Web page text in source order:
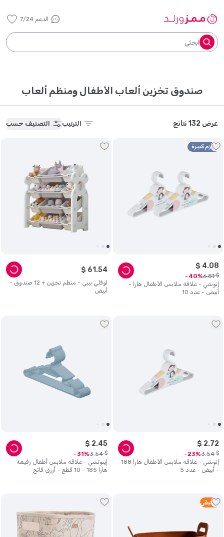
الدعم 7/24
ابحثي
صندوق تخزين ألعاب الأطفال ومنظم ألعاب
عرض 132 نتائج الترتيب التصنيف حسب
حزم كبيرة
إنوشي - علاقة ملابس الأطفال هارا -
أبيض - عدد 10
$ 4.08
$
6.81
40
لوفلي بيبي - منظم تخزين + 12 صندوق -
أبيض
$ 61 .54
إنوشي - علاقة ملابس الأطفال هارا 188
- أبيض - عدد 5
$ 2.72
$
3.54
23
إينوتشي - علاقة ملابس أطفال رفيعة
هارا 185 - 10 قطع - أزرق فاتح
$ 2.45
$
3.54
31
1 متبقي